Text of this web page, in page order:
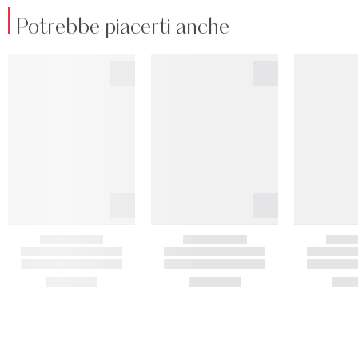
Potrebbe piacerti anche